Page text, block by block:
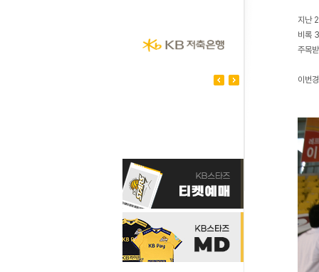
지난
비록
주목
이번